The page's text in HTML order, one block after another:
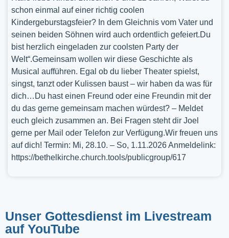
schon einmal auf einer richtig coolen
Kindergeburstagsfeier? In dem Gleichnis vom Vater und
seinen beiden Söhnen wird auch ordentlich gefeiert.Du
bist herzlich eingeladen zur coolsten Party der
Welt“.Gemeinsam wollen wir diese Geschichte als
Musical aufführen. Egal ob du lieber Theater spielst,
singst, tanzt oder Kulissen baust – wir haben da was für
dich…Du hast einen Freund oder eine Freundin mit der
du das gerne gemeinsam machen würdest? – Meldet
euch gleich zusammen an. Bei Fragen steht dir Joel
gerne per Mail oder Telefon zur Verfügung.Wir freuen uns
auf dich! Termin: Mi, 28.10. – So, 1.11.2026 Anmeldelink:
https://bethelkirche.church.tools/publicgroup/617
Unser Gottesdienst im Livestream
auf YouTube